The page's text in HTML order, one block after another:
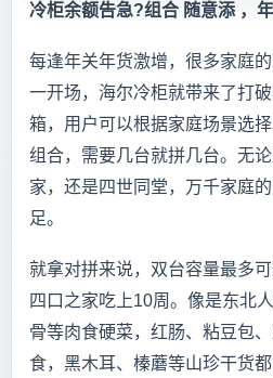
冷柜余额告急?组合 随意添 ，
每逢年关年货激增，很多家庭
一开场，海尔冷柜就带来了打
箱，用户可以根据家庭场景选
组合，需要几台就拼几台。无
家，还是四世同堂，万千家庭
足。
就拿对拼来说，双台容量最多
四口之家吃上10周。像是东北
骨等肉食硬菜，红肠、粘豆包
食，黑木耳、榛蘑等山珍干货